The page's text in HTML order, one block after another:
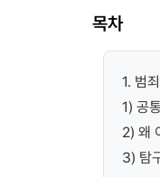
목차
1. 범
1) 공
2) 왜
3) 탐